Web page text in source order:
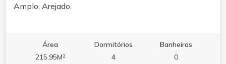
Amplo, Arejado.
Área
215,95M²
Dormitórios
4
Banheiros
0